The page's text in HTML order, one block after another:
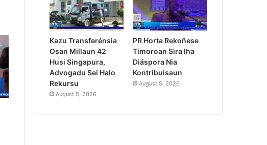
Kazu Transferénsia
Osan Millaun 42
Husi Singapura,
Advogadu Sei Halo
Rekursu
August 5, 2026
PR Horta Rekoñese
Timoroan Sira Iha
Diáspora Nia
Kontribuisaun
August 5, 2026